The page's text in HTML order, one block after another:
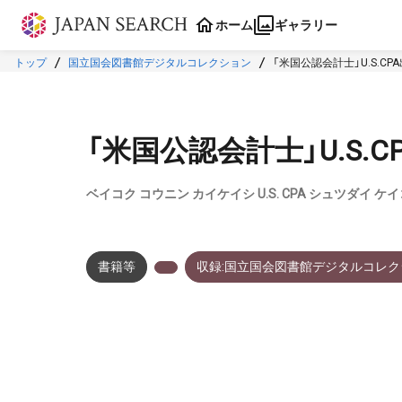
本文に飛ぶ
ホーム ギャラリー
トップ 国立国会図書館デジタルコレクション 「米国公認会計士」
「米国公認会計士」
ベイコク コウニン カイケイシ U.S. CPA シュツダイ ケ
書籍等 収録:国立国会図書館デジタルコレ